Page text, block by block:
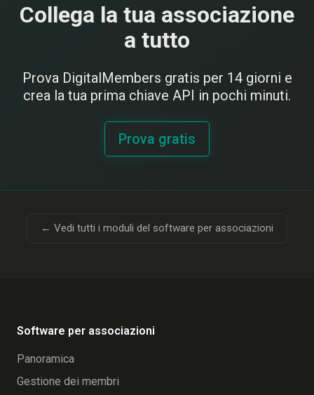
Collega la tua associazione
a tutto
Prova DigitalMembers gratis per 14 giorni e
crea la tua prima chiave API in pochi minuti.
Prova gratis
← Vedi tutti i moduli del software per associazioni
Software per associazioni
Panoramica
Gestione dei membri